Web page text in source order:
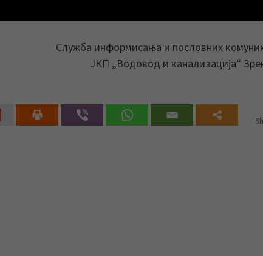
Служба информисања и пословних
ЈКП „Водовод и канализација“